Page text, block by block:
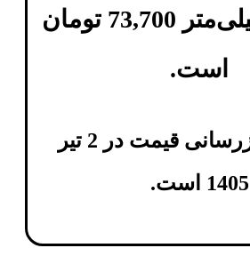
73,700 تومان
است.
آخرین بروزرسانی قیمت در 2 تیر
1405 است.